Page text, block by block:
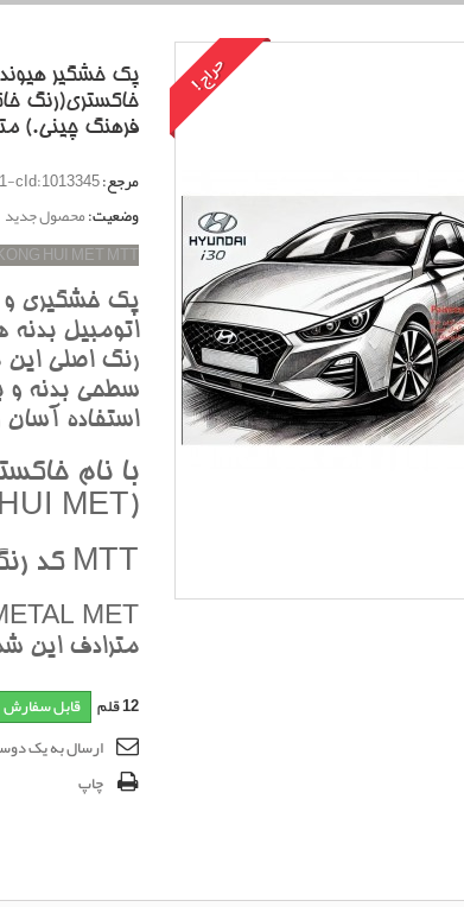
حراج!
خاکستري(رنگ
فرهنگ چيني.)
مرجع:cId:1013345
وضعیت:محصول جدید
HUI MET MTT
پک خشگيري و
رنگ اصلي
سطحي بدنه و
استفاده آسان
با نام
(TAI KONG HUI MET)
MTT کد رنگ
مترادف اين
12قلم قابل سفارش
ارسال به یک
چاپ